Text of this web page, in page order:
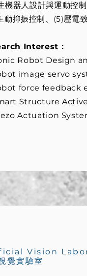
機器人設計與運動控
動抑振控制、(5)壓電
Interest：
Robot Design
image servo
force
Structure
Actuation
Vision
覺實驗室